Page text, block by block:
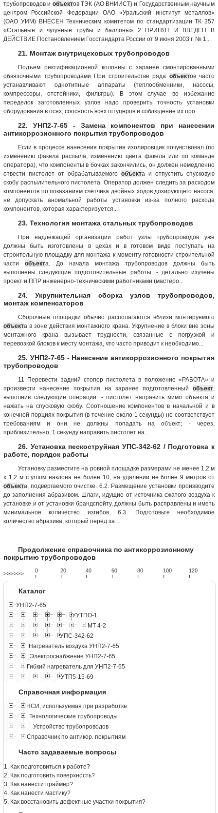
трубопроводов и объектов ТЭК (АО ВНИИСТ) и Государственным научным
центром Российской Федерации ОАО «Уральский институт металлов»
(ОАО УИМ) ВНЕСЕН Техническим комитетом по стандартизации ТК 357
«Стальные и чугунные трубы и баллоны» 2 ПРИНЯТ И ВВЕДЕН В
ДЕЙСТВИЕ Постановлением Госстандарта России от 9 июня 2003 г. № 1...
21. Монтаж внутрицеховых трубопроводов
Подъем ректификационной колонны с заранее смонтированными
обвязочными трубопроводами При строительстве ряда объектов часто
устанавливают однотипные аппараты (теплообменники, насосы,
компрессоры, отстойники, фильтры). В этом случае во избежание
переделок заготовленных узлов надо проверить точность установки
оборудования в осях, соосность всех штуцеров и соблюдение их про...
22. УНП2-7-65 - Замена компонентов при нанесении
антикоррозионного покрытия трубопроводов
Если в процессе нанесения покрытия изолировщик почувствовал (по
изменению факела распыла, изменению цвета факела или по команде
оператора), что компоненты в бочках закончились, он должен немедленно
отвести пистолет от обрабатываемого объекта и отпустить спусковую
скобу распылительного пистолета. Оператор должен следить за расходом
компонентов по показаниям счётчика двойных ходов дозирующего насоса,
не допускать аномальной работы установки из-за полного расхода
компонентов, которая характеризуется...
23. Технология монтажа стальных трубопроводов
При надлежащей организации работ узлы трубопроводов уже
должны быть изготовлены в цехах и в готовом виде поступать на
строительную площадку для монтажа к моменту готовности строительной
части объекта. До начала монтажа трубопроводов должны быть
выполнены следующие подготовительные работы: - детально изучены
проект и ППР инженерно-техническими работниками (мастеро...
24. Укрупнительная сборка узлов трубопроводов,
монтаж компенсаторов
Сборочные площадки обычно располагаются вблизи монтируемого
объекта в зоне действия монтажного крана. Укрупнение в блоки вне зоны
монтажного крана вызывает трудности, связанные с погрузкой и
перевозкой блоков к месту монтажа, что часто приводит к необходимо...
25. УНП2-7-65 - Нанесение антикоррозионного покрытия
трубопроводов
11 Перевести задний стопор пистолета в положение «РАБОТА» и
произвести нанесение покрытия на заранее подготовленный объект
выполнив следующие операции: - пистолет направить мимо объекта и
нажать на спусковую скобу. Соотношение компонентов в начальной и в
конечной порциях покрытия (в течение около 1 секунды) не соответствует
требованиям и они не должны попадать на объект; - через,
приблизительно, 1 секунду направить пистолет на...
26. Установка пескоструйная УПС-342-62 / Подготовка к
работе, порядок работы
Установку разместите на ровной площадке размерами не менее 1,2 м
х 1,2 м с углом наклона не более 10, на удалении не более 9 метров от
объекта, подвергаемого очистке. 6.2. Размещение установки производите
до заполнения абразивом. Шлаги, идущие от источника сжатого воздуха к
установке и от установки брандспойту, должны быть расправлены и иметь
минимальное количество изгибов. 6.3. Подготовьте необходимое
количество абразива, который перед за...
Продолжение справочника по антикоррозионному
покрытию трубопроводов
>>>>>> 0
!...................
20
!...................
40
!...................
60
!...................
80
!...................
100
!...................
120
!...................
Каталог
УНП2-7-65
УУТПО-1
МТ 4-2
УПС-342-62
Нагреватель воздуха УНП2-7-65
Электроснабжение УНП2-7-65
Гибкий нагреватель для УНП2-7-65
УТП5-15-69
Справочная информация
НСИ, используемая при разработке
Технологические трубопроводы
Устройство трубопроводов
Справочник по антикор. покрытиям
Часто задаваемые вопросы
1. Как подготовиться к работе?
2. Как подготовить поверхность?
3. Как нанести праймер?
4. Как нанести мастику?
5. Как восстановить дефектные участки покрытия?